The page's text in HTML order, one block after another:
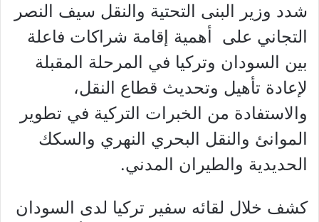
شدد وزير البنى التحتية والنقل سيف النصر
التجاني على أهمية إقامة شراكات فاعلة
بين السودان وتركيا في المرحلة المقبلة
لإعادة تأهيل وتحديث قطاع النقل،
والاستفادة من الخبرات التركية في تطوير
الموانئ والنقل البحري النهري والسكك
الحديدية والطيران المدني.
كشف خلال لقائه سفير تركيا لدى السودان